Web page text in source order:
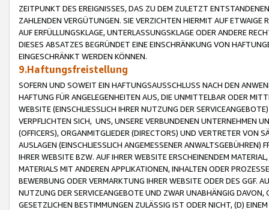
ZEITPUNKT DES EREIGNISSES, DAS ZU DEM ZULETZT
ZAHLENDEN VERGÜTUNGEN. SIE VERZICHTEN HIERMIT AUF
AUF ERFÜLLUNGSKLAGE, UNTERLASSUNGSKLAGE ODER ANDERE
DIESES ABSATZES BEGRÜNDET EINE EINSCHRÄNKUNG VON
EINGESCHRÄNKT WERDEN KÖNNEN.
9.Haftungsfreistellung
SOFERN UND SOWEIT EIN HAFTUNGSAUSSCHLUSS NACH DEN
HAFTUNG FÜR ANGELEGENHEITEN AUS, DIE UNMITTELBAR ODER
WEBSITE (EINSCHLIESSLICH IHRER NUTZUNG DER
VERPFLICHTEN SICH, UNS, UNSERE VERBUNDENEN UNTERNEHMEN
(OFFICERS), ORGANMITGLIEDER (DIRECTORS) UND VERTRETER VON
AUSLAGEN (EINSCHLIESSLICH ANGEMESSENER
IHRER WEBSITE BZW. AUF IHRER WEBSITE ERSCHEINENDEM
MATERIALS MIT ANDEREN APPLIKATIONEN, INHALTEN ODER
BEWERBUNG ODER VERMARKTUNG IHRER WEBSITE ODER DES GGF.
NUTZUNG DER SERVICEANGEBOTE UND ZWAR UNABHÄNGIG
GESETZLICHEN BESTIMMUNGEN ZULÄSSIG IST ODER NICHT, (D)